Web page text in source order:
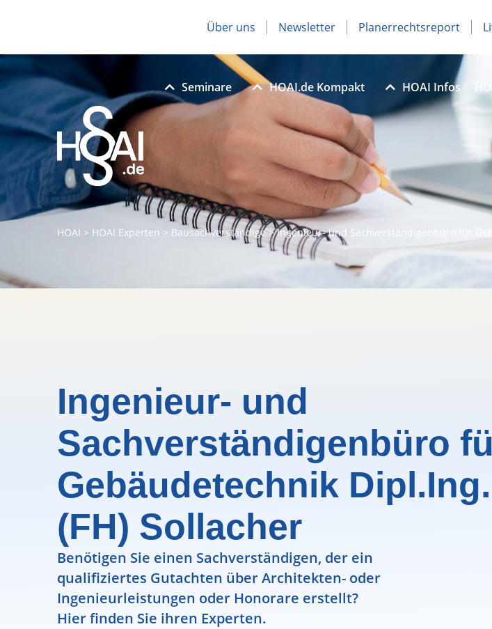
Über uns Newsletter Planerrechtsreport
Seminare HOAI.de Kompakt HOAI Infos
HOAI > HOAI Experten > Bausachverständige>Ingenieur- und Sachverständigenbüro für
Ingenieur- und
Sachverständigenbüro
Gebäudetechnik Dipl.Ing.
(FH) Sollacher
Benötigen Sie einen Sachverständigen, der ein
qualifiziertes Gutachten über Architekten- oder
Ingenieurleistungen oder Honorare erstellt?
Hier finden Sie ihren Experten.